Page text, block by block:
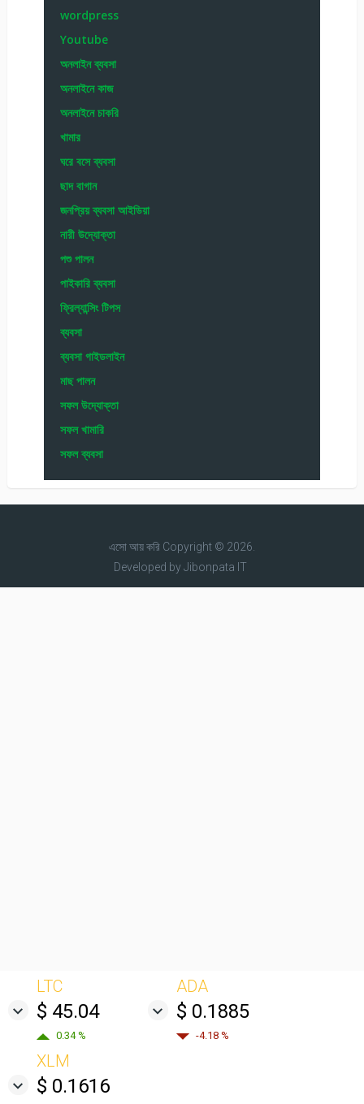
wordpress
Youtube
অনলাইন ব্যবসা
অনলাইনে কাজ
অনলাইনে চাকরি
খামার
ঘরে বসে ব্যবসা
ছাদ বাগান
জনপ্রিয় ব্যবসা আইডিয়া
নারী উদ্যোক্তা
পশু পালন
পাইকারি ব্যবসা
ফ্রিল্যান্সিং টিপস
ব্যবসা
ব্যবসা গাইডলাইন
মাছ পালন
সফল উদ্যোক্তা
সফল খামারি
সফল ব্যবসা
এসো আয় করিCopyright © 2026.
Developed byJibonpata IT
LTC
$ 45.04
0.34 %
ADA
$ 0.1885
-4.18 %
XLM
$ 0.1616